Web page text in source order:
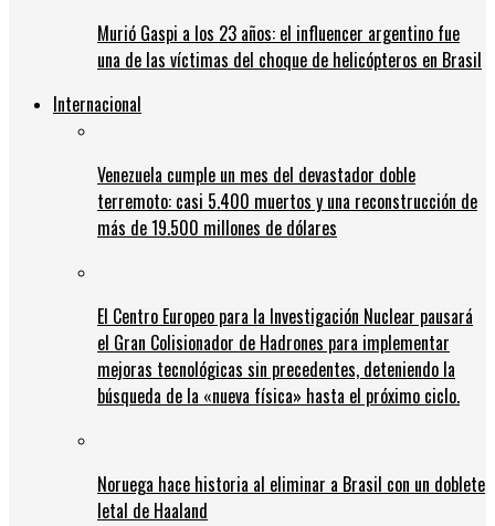
Murió Gaspi a los 23 años: el influencer argentino fue
una de las víctimas del choque de helicópteros en Brasil
Internacional
Venezuela cumple un mes del devastador doble
terremoto: casi 5.400 muertos y una reconstrucción de
más de 19.500 millones de dólares
El Centro Europeo para la Investigación Nuclear pausará
el Gran Colisionador de Hadrones para implementar
mejoras tecnológicas sin precedentes, deteniendo la
búsqueda de la «nueva física» hasta el próximo ciclo.
Noruega hace historia al eliminar a Brasil con un doblete
letal de Haaland